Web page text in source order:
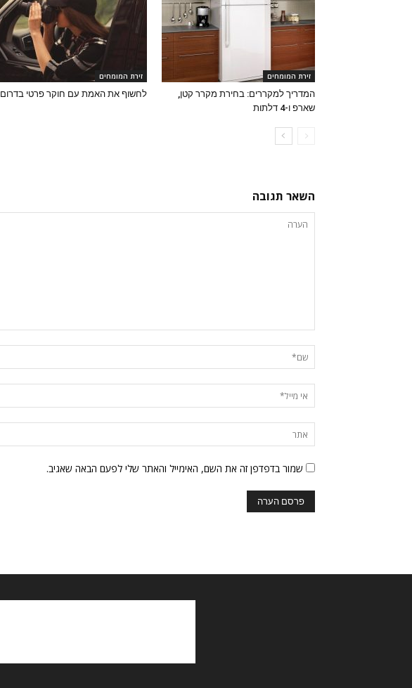
זירת המומחים
המדריך למקררים: בחירת מקרר קטן,
שארפ ו-4 דלתות
זירת המומחים
לחשוף את האמת עם חוקר פרטי בדרום
השאר תגובה
שמור בדפדפן זה את השם, האימייל והאתר שלי לפעם הבאה שאגיב.